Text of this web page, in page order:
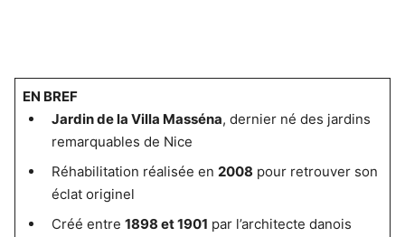
EN BREF
Jardin de la Villa Masséna, dernier né des jardins
remarquables de Nice
Réhabilitation réalisée en 2008 pour retrouver son
éclat originel
Créé entre 1898 et 1901 par l’architecte danois